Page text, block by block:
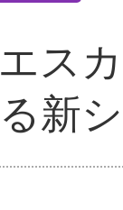
ス
新